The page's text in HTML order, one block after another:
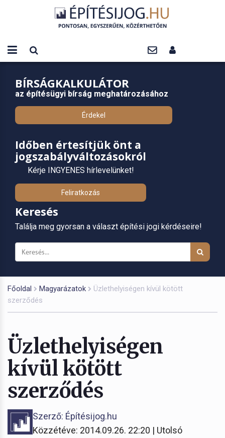
BÍRSÁGKALKULÁTOR
az építésügyi bírság meghatározásához
Érdekel
Időben értesítjük önt a
jogszabályváltozásokról
Kérje INGYENES hírlevelünket!
Feliratkozás
Keresés
Találja meg gyorsan a választ építési jogi kérdéseire!
Főoldal Magyarázatok
Üzlethelyiségen kívül kötött
szerződés
Üzlethelyiségen
kívül kötött
szerződés
Szerző: Építésijog.hu
Közzétéve: 2014.09.26. 22:20 | Utolsó